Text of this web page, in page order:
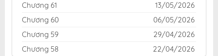
Chương 61
13/05/2026
Chương 60
06/05/2026
Chương 59
29/04/2026
Chương 58
22/04/2026